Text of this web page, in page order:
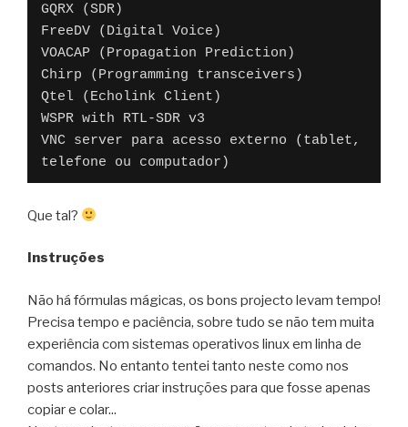
GQRX (SDR)
FreeDV (Digital Voice)
VOACAP (Propagation Prediction)
Chirp (Programming transceivers)
Qtel (Echolink Client)
WSPR with RTL-SDR v3
VNC server para acesso externo (tablet,
telefone ou computador)
Que tal?
Instruções
Não há fórmulas mágicas, os bons projecto levam tempo!
Precisa tempo e paciência, sobre tudo se não tem muita
experiência com sistemas operativos linux em linha de
comandos. No entanto tentei tanto neste como nos
posts anteriores criar instruções para que fosse apenas
copiar e colar...